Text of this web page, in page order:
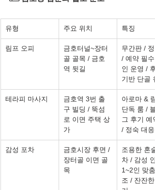
유형 주요 위치 특징
림프 오피
금호터널~장터
골 골목 / 금호
역 뒷길
무간판 / 정
/ 예약 필수
인 운영 /
기반 단골
테라피 마사지
금호역 3번 출
구 빌딩 / 뚝섬
로 이면 주택 상
가
아로마 &
단독 룸 / 블
그 후기 예
/ 정숙 대응
감성 포차
금호시장 후면 /
장터골 이면 골
목
조용한 혼
차 / 감성
1~2인 맞춤
조 / 잔잔한